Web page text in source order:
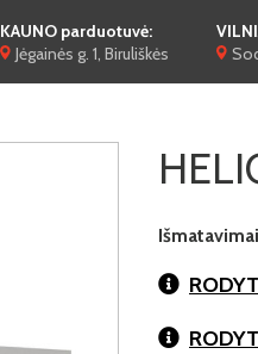
KAUNO parduotuvė:
Jėgainės g. 1, Biruliškės